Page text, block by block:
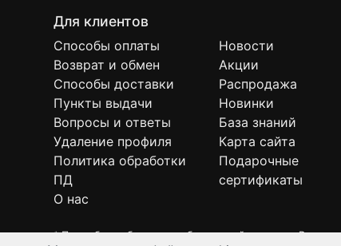
Для клиентов
Способы оплаты
Возврат и обмен
Способы доставки
Пункты выдачи
Вопросы и ответы
Удаление профиля
Политика обработки
ПД
О нас
Новости
Акции
Распродажа
Новинки
База знаний
Карта сайта
Подарочные
сертификаты
* Подробнее об условиях бесплатной доставки Вы